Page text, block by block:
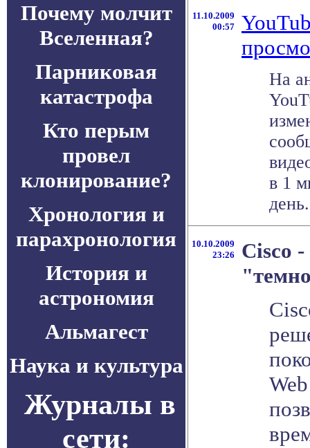
Почему молчит
Вселенная?
Парниковая
катастрофа
Кто перым
провел
клонирование?
Хронология и
парахронология
История и
астрономия
Альмагест
Наука и культура
Журналы в
сети:
11.10.2009
00:57
На
в 1
10.10.2009
23:26
Cisco -